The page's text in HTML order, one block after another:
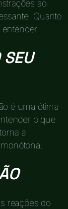
ao
Quanto
é uma ótima
o que
a
reações do